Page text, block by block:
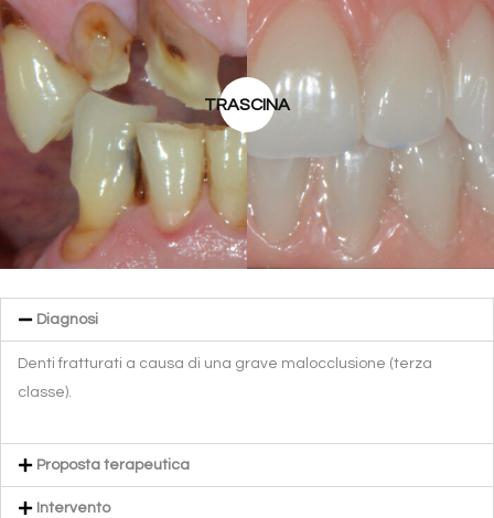
TRASCINA
Diagnosi
Denti fratturati a causa di una grave malocclusione (terza
classe).
Proposta terapeutica
Intervento